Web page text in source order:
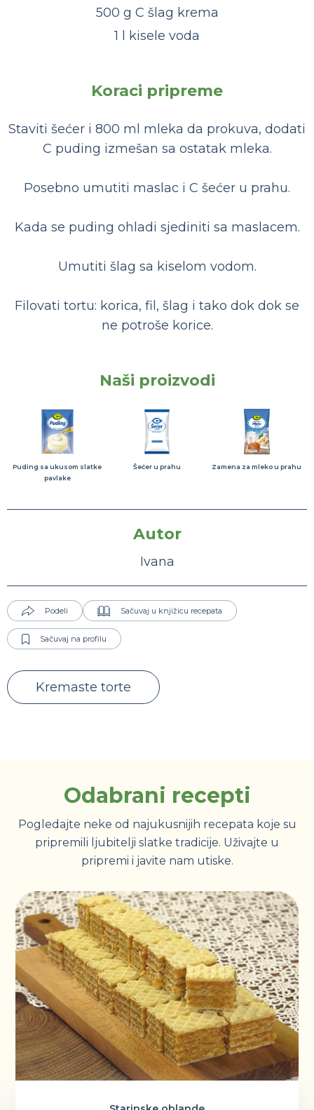
500 g C šlag krema
1 l kisele voda
Koraci pripreme
Staviti šećer i 800 ml mleka da prokuva, dodati
C puding izmešan sa ostatak mleka.
Posebno umutiti maslac i C šećer u prahu.
Kada se puding ohladi sjediniti sa maslacem.
Umutiti šlag sa kiselom vodom.
Filovati tortu: korica, fil, šlag i tako dok dok se
ne potroše korice.
Naši proizvodi
Puding sa ukusom slatke
pavlake
Šećer u prahu Zamena za mleko u prahu
Autor
Ivana
Podeli Sačuvaj u knjižicu recepata
Sačuvaj na profilu
Kremaste torte
Odabrani recepti
Pogledajte neke od najukusnijih recepata koje su
pripremili ljubitelji slatke tradicije. Uživajte u
pripremi i javite nam utiske.